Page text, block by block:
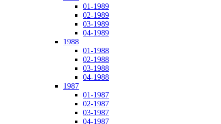
01-1989
02-1989
03-1989
04-1989
1988
01-1988
02-1988
03-1988
04-1988
1987
01-1987
02-1987
03-1987
04-1987